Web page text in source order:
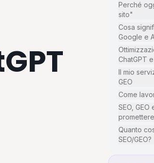
Perché
sito"
Cosa
Google e
ChatGPT
Il mio
GEO
Come
SEO, GEO
Quanto
SEO/GEO?